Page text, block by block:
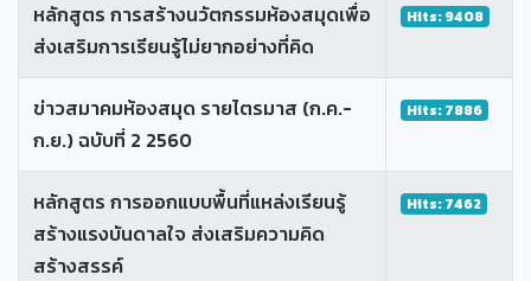
หลักสูตร การสร้างนวัตกรรมห้องสมุดเพื่อ
ส่งเสริมการเรียนรู้ไม่ยากอย่างที่คิด
Hits: 9408
ข่าวสมาคมห้องสมุด รายไตรมาส (ก.ค.-
ก.ย.) ฉบับที่ 2 2560
Hits: 7886
หลักสูตร การออกแบบพื้นที่แหล่งเรียนรู้
สร้างแรงบันดาลใจ ส่งเสริมความคิด
สร้างสรรค์
Hits: 7462